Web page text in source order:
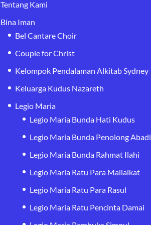
Tentang Kami
Bina Iman
Bel Cantare Choir
Couple for Christ
Kelompok Pendalaman Alkitab Sydney
Keluarga Kudus Nazareth
Legio Maria
Legio Maria Bunda Hati Kudus
Legio Maria Bunda Penolong Abadi
Legio Maria Bunda Rahmat Ilahi
Legio Maria Ratu Para Mailaikat
Legio Maria Ratu Para Rasul
Legio Maria Ratu Pencinta Damai